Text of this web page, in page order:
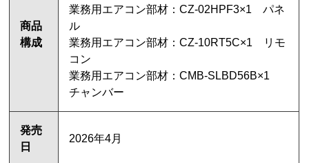
商品
構成
業務用エアコン部材：CZ-02HPF3×1 パネ
ル
業務用エアコン部材：CZ-10RT5C×1 リモ
コン
業務用エアコン部材：CMB-SLBD56B×1
チャンバー
発売
日
2026年4月